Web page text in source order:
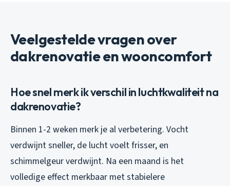
Veelgestelde vragen over
dakrenovatie en wooncomfort
Hoe snel merk ik verschil in luchtkwaliteit na
dakrenovatie?
Binnen 1-2 weken merk je al verbetering. Vocht
verdwijnt sneller, de lucht voelt frisser, en
schimmelgeur verdwijnt. Na een maand is het
volledige effect merkbaar met stabielere